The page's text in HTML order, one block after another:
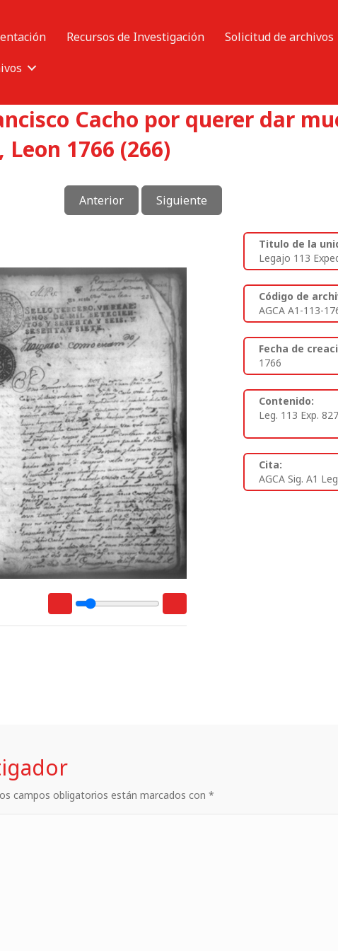
Recursos de Investigación Solicitud de archivos
Cacho por querer dar
1766 (266)
Anterior Siguiente
Titulo de la
Legajo 113
Código de
AGCA A1-113-
Fecha de
1766
Contenido:
Leg. 113 Exp.
Cita:
AGCA Sig. A1
campos obligatorios están marcados con *